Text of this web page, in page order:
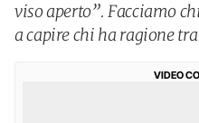
viso aperto”. Facciamo
a capire chi ha ragione tra
VIDEO